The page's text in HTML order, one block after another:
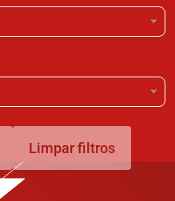
Limpar filtros